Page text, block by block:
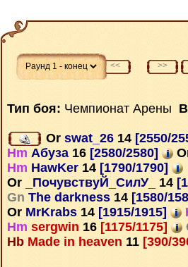
<< >>
Тип боя: Чемпионат Арены
Or swat_26 14 [2550/
Hm Абуза 16 [2580/2580]
Hm HawKer 14 [1790/1790]
Or
_ПочувствуЙ_СилУ_ 14
Gn The darkness 14 [1580/
Or MrKrabs 14 [1915/1915]
Hm sergwin 16 [1175/1175]
Hb Made in heaven 11 [390/